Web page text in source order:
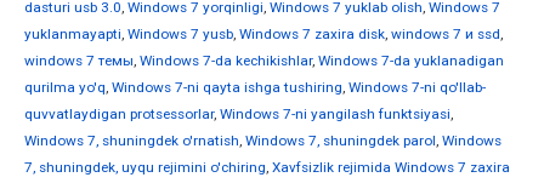
dasturi usb 3.0, Windows 7 yorqinligi, Windows 7 yuklab olish, Windows 7
yuklanmayapti, Windows 7 yusb, Windows 7 zaxira disk, windows 7 и ssd,
windows 7 темы, Windows 7-da kechikishlar, Windows 7-da yuklanadigan
qurilma yo'q, Windows 7-ni qayta ishga tushiring, Windows 7-ni qo'llab-
quvvatlaydigan protsessorlar, Windows 7-ni yangilash funktsiyasi,
Windows 7, shuningdek o'rnatish, Windows 7, shuningdek parol, Windows
7, shuningdek, uyqu rejimini o'chiring, Xavfsizlik rejimida Windows 7 zaxira